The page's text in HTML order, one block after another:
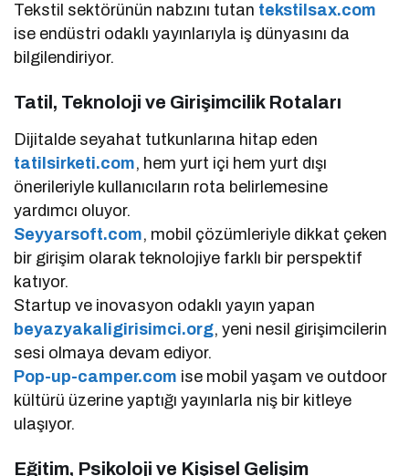
Tekstil sektörünün nabzını tutan tekstilsax.com
ise endüstri odaklı yayınlarıyla iş dünyasını da
bilgilendiriyor.
Tatil, Teknoloji ve Girişimcilik Rotaları
Dijitalde seyahat tutkunlarına hitap eden
tatilsirketi.com, hem yurt içi hem yurt dışı
önerileriyle kullanıcıların rota belirlemesine
yardımcı oluyor.
Seyyarsoft.com, mobil çözümleriyle dikkat çeken
bir girişim olarak teknolojiye farklı bir perspektif
katıyor.
Startup ve inovasyon odaklı yayın yapan
beyazyakaligirisimci.org, yeni nesil girişimcilerin
sesi olmaya devam ediyor.
Pop-up-camper.com ise mobil yaşam ve outdoor
kültürü üzerine yaptığı yayınlarla niş bir kitleye
ulaşıyor.
Eğitim, Psikoloji ve Kişisel Gelişim